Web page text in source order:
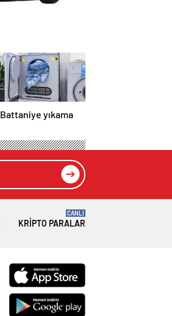
Battaniye yıkama
KRIPTO PARALAR
CANLI